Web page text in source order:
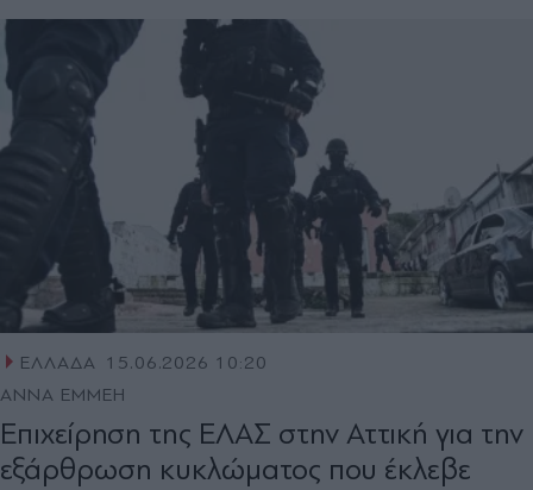
ΕΛΛΑΔΑ 15.06.2026 10:20
ΑΝΝΑ ΕΜΜΕΗ
Επιχείρηση της ΕΛΑΣ στην Αττική για την
εξάρθρωση κυκλώματος που έκλεβε